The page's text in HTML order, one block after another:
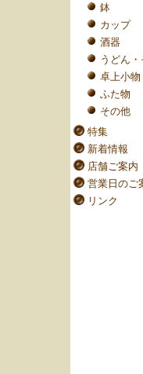
鉢
カップ
酒器
うどん
卓上小物
ふた物
その他
特集
新着情報
店舗ご案内
営業日のご
リンク